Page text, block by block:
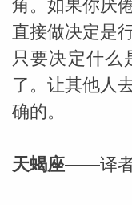
角。如果你厌
直接做决定是
只要决定什么
了。让其他人
确的。
天蝎座——译者